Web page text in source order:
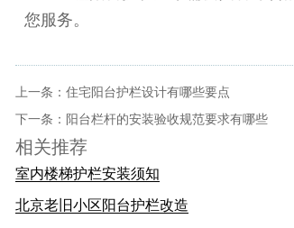
您服务。
上一条： 住宅阳台护栏设计有哪些要点
下一条： 阳台栏杆的安装验收规范要求有哪些
相关推荐
室内楼梯护栏安装须知
北京老旧小区阳台护栏改造